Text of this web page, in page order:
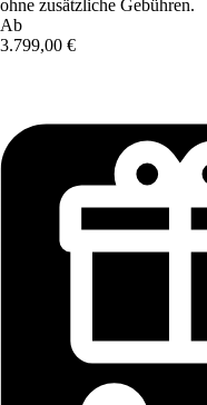
ohne zusätzliche Gebühren.
Ab
3.799,00 €